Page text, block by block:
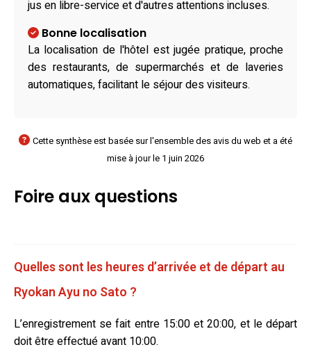
jus en libre-service et d'autres attentions incluses.
Bonne localisation
La localisation de l'hôtel est jugée pratique, proche
des restaurants, de supermarchés et de laveries
automatiques, facilitant le séjour des visiteurs.
Cette synthèse est basée sur l'ensemble des avis du web et a été
mise à jour le 1 juin 2026
Foire aux questions
Quelles sont les heures d’arrivée et de départ au
Ryokan Ayu no Sato ?
L’enregistrement se fait entre 15:00 et 20:00, et le départ
doit être effectué avant 10:00.